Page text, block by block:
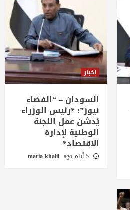
اخبار
السودان – “الفضاء
نيوز”: *رئيس الوزراء
يُدشن عمل اللجنة
الوطنية لإدارة
الاقتصاد*
5 أيام ago maria khalil